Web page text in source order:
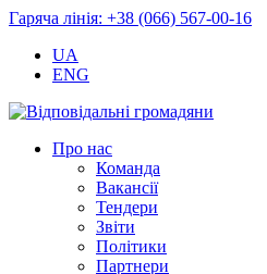
Гаряча лінія: +38 (066) 567-00-16
UA
ENG
Про нас
Команда
Вакансії
Тендери
Звіти
Політики
Партнери